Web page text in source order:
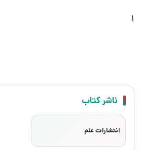
1
ناشر کتاب
انتشارات علم